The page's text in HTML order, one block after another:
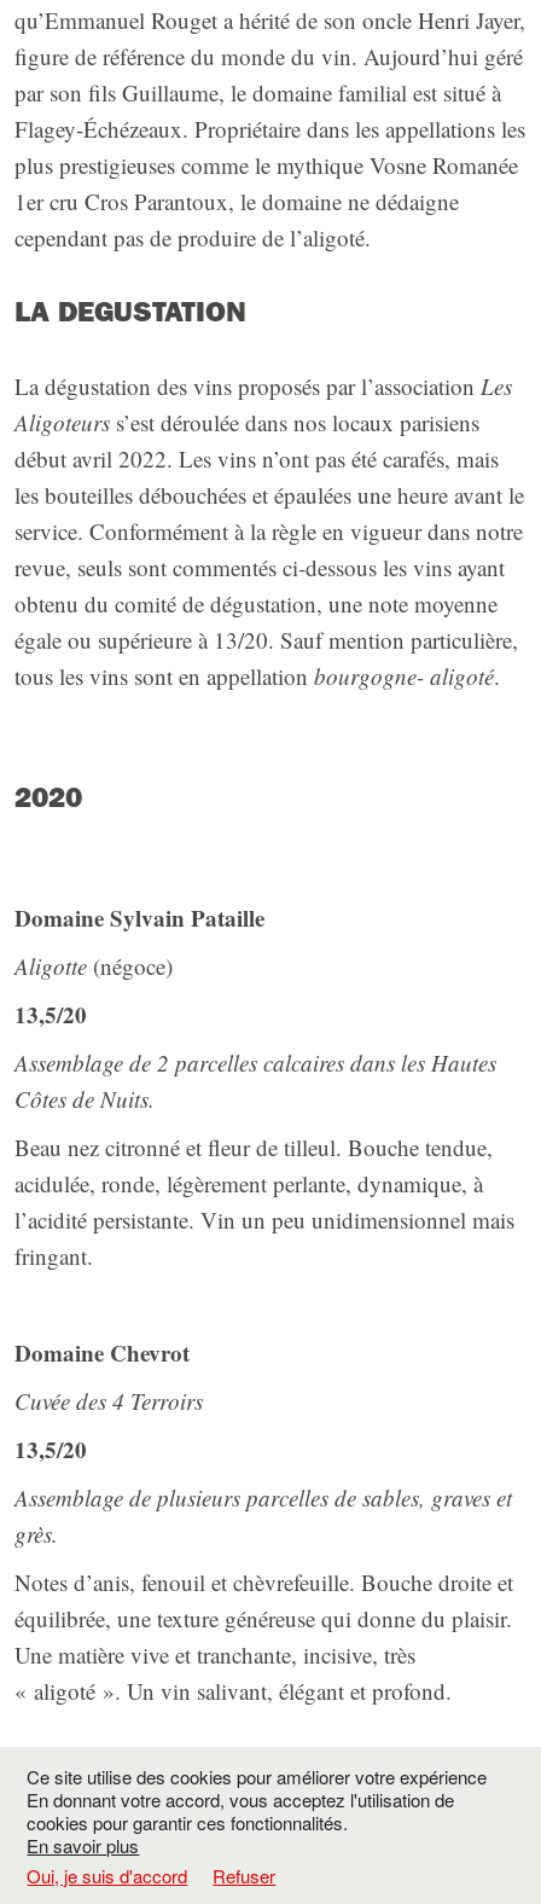
qu’Emmanuel Rouget a hérité de son oncle Henri Jayer,
figure de référence du monde du vin. Aujourd’hui géré
par son fils Guillaume, le domaine familial est situé à
Flagey-Échézeaux. Propriétaire dans les appellations les
plus prestigieuses comme le mythique Vosne Romanée
1er cru Cros Parantoux, le domaine ne dédaigne
cependant pas de produire de l’aligoté.
LA DEGUSTATION
La dégustation des vins proposés par l’association Les
Aligoteurs s’est déroulée dans nos locaux parisiens
début avril 2022. Les vins n’ont pas été carafés, mais
les bouteilles débouchées et épaulées une heure avant le
service. Conformément à la règle en vigueur dans notre
revue, seuls sont commentés ci-dessous les vins ayant
obtenu du comité de dégustation, une note moyenne
égale ou supérieure à 13/20. Sauf mention particulière,
tous les vins sont en appellation bourgogne- aligoté.
2020
Domaine Sylvain Pataille
Aligotte (négoce)
13,5/20
Assemblage de 2 parcelles calcaires dans les Hautes
Côtes de Nuits.
Beau nez citronné et fleur de tilleul. Bouche tendue,
acidulée, ronde, légèrement perlante, dynamique, à
l’acidité persistante. Vin un peu unidimensionnel mais
fringant.
Domaine Chevrot
Cuvée des 4 Terroirs
13,5/20
Assemblage de plusieurs parcelles de sables, graves et
grès.
Notes d’anis, fenouil et chèvrefeuille. Bouche droite et
équilibrée, une texture généreuse qui donne du plaisir.
Une matière vive et tranchante, incisive, très
« aligoté ». Un vin salivant, élégant et profond.
2019
Ce site utilise des cookies pour améliorer votre expérience
En donnant votre accord, vous acceptez l'utilisation de
cookies pour garantir ces fonctionnalités.
En savoir plus
Oui, je suis d'accord
Refuser